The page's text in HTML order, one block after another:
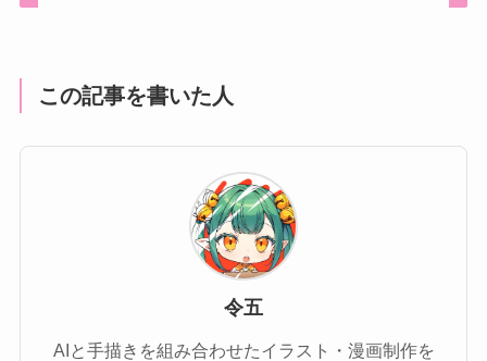
この記事を書いた人
令五
AIと手描きを組み合わせたイラスト・漫画制作を